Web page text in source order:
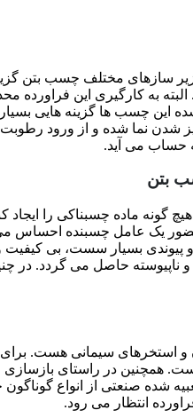
سازهای مختلف چسب بتن
البته به کارگیری این
چسب ها گزینه هایی بسیار
نما شده و از ورود رطوبت
حساب می آید.
بتن
هیچ گونه ماده چسبناکی را
یک عامل چسبنده احساس
بسیار سست، بی
حاصل می گردد. در
سیمانی هست.
همچنین در راستای
صنعتی از انواع
انتظار می رود.